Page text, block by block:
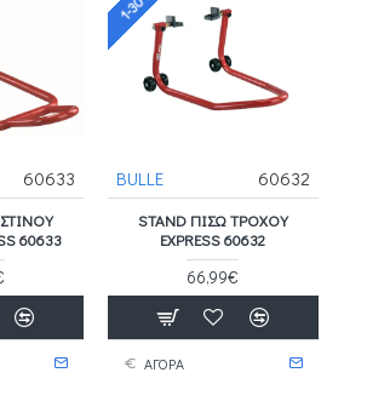
60633
60633
BULLE 60632
STAND ΠΊΣΩ ΤΡΟΧΟΎ
EXPRESS 60632
66,99€
ΑΓΟΡΑ